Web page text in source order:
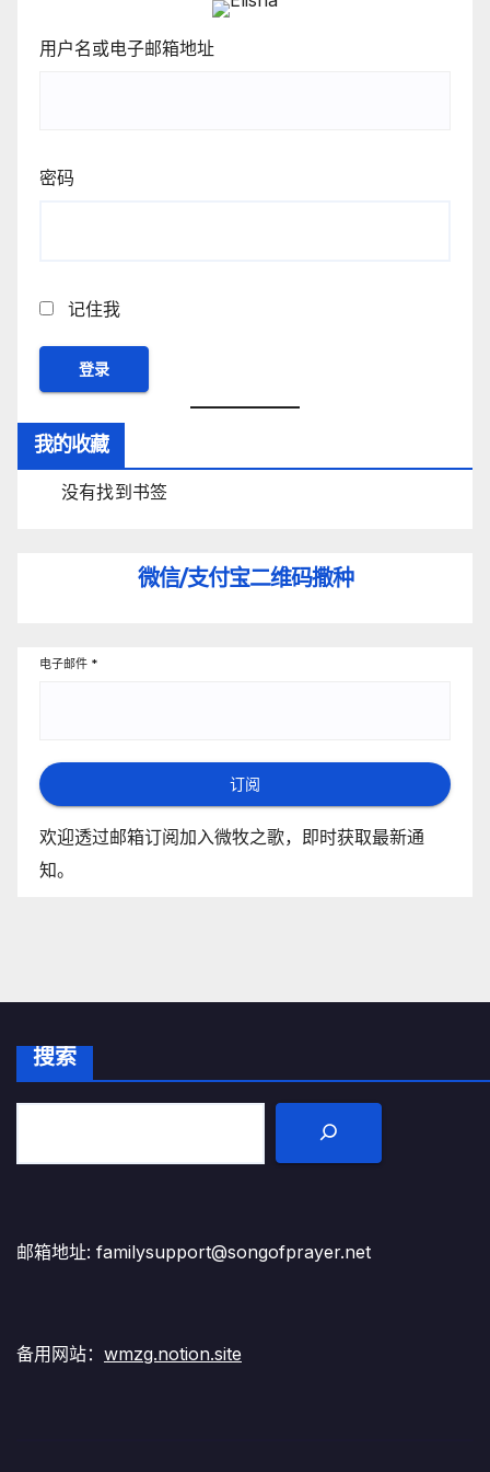
用户名或电子邮箱地址
密码
记住我
我的收藏
没有找到书签
微信/支付宝二维码撒种
电子邮件 *
订阅
欢迎透过邮箱订阅加入微牧之歌，即时获取最新通
知。
搜索
邮箱地址: familysupport@songofprayer.net
备用网站： wmzg.notion.site